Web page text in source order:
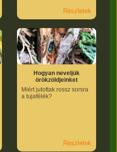
Részletek
Hogyan neveljük
örökzöldjeinket
Miért jutottak rossz sorsra
a tujafélék?
Részletek